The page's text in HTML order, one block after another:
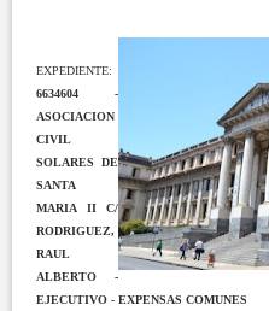
EXPEDIENTE:
6634604 -
ASOCIACION
CIVIL
SOLARES DE
SANTA
MARIA II C/
RODRIGUEZ,
RAUL
ALBERTO -
EJECUTIVO - EXPENSAS COMUNES